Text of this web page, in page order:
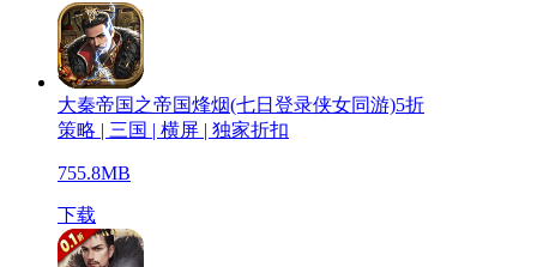
大秦帝国之帝国烽烟(七日登录侠女同游)5折
策略 | 三国 | 横屏 | 独家折扣
755.8MB
下载